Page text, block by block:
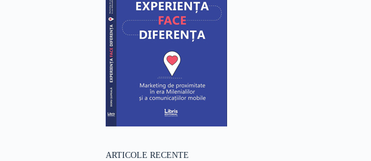
ARTICOLE RECENTE